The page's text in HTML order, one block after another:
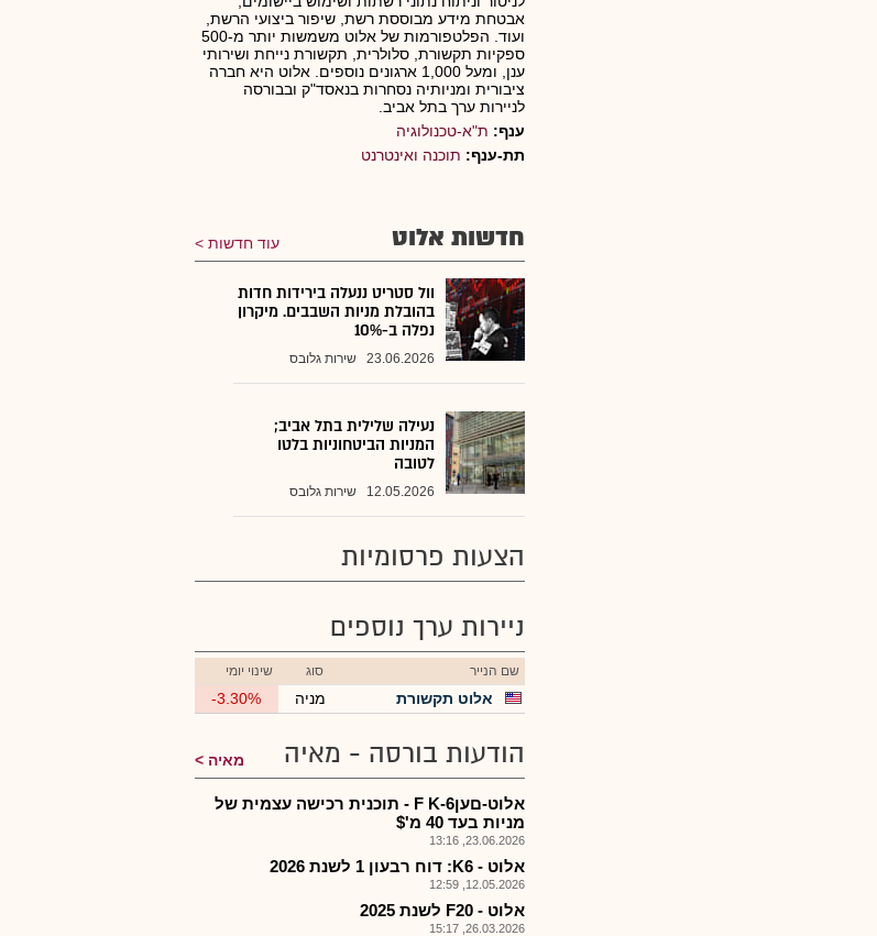
אבטחת מידע מבוססת רשת, שיפור ביצועי הרשת,
ועוד. הפלטפורמות של אלוט משמשות יותר מ-500
ספקיות תקשורת, סלולרית, תקשורת נייחת ושירותי
ענן, ומעל 1,000 ארגונים נוספים. אלוט היא חברה
ציבורית ומניותיה נסחרות בנאסד"ק ובבורסה
לניירות ערך בתל אביב.
ענף: ת"א-טכנולוגיה
תת-ענף: תוכנה ואינטרנט
חדשות אלוט עוד חדשות
וול סטריט ננעלה בירידות חדות
בהובלת מניות השבבים. מיקרון
נפלה ב-10%
23.06.2026 שירות גלובס
נעילה שלילית בתל אביב;
המניות הביטחוניות בלטו
לטובה
12.05.2026 שירות גלובס
הצעות פרסומיות
ניירות ערך נוספים
שם הנייר סוג שינוי יומי
אלוט תקשורת מניה -3.30%
הודעות בורסה - מאיה מאיה
אלוט-םעןF K-6 - תוכנית רכישה עצמית של
מניות בעד 40 מ'$
23.06.2026, 13:16
אלוט - K6: דוח רבעון 1 לשנת 2026
12.05.2026, 12:59
אלוט - F20 לשנת 2025
26.03.2026, 15:17